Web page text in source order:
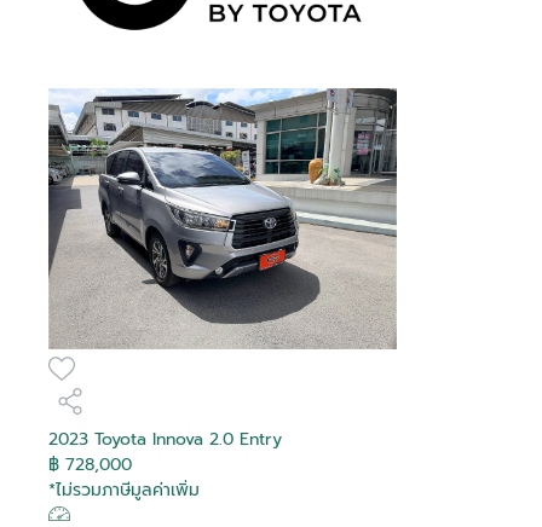
2023 Toyota Innova 2.0 Entry
฿ 728,000
*ไม่รวมภาษีมูลค่าเพิ่ม